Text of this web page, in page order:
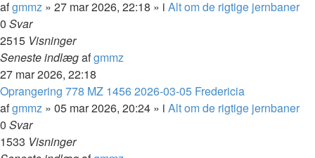
afgmmz » 27 mar 2026, 22:18 » i Alt om de rigtige jernbaner
0 Svar
2515 Visninger
Seneste indlægafgmmz
27 mar 2026, 22:18
Oprangering 778 MZ 1456 2026-03-05 Fredericia
afgmmz » 05 mar 2026, 20:24 » i Alt om de rigtige jernbaner
0 Svar
1533 Visninger